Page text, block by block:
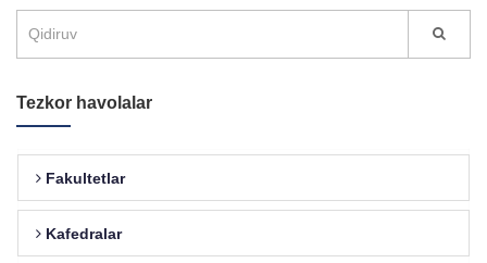
Tezkor havolalar
Fakultetlar
Kafedralar